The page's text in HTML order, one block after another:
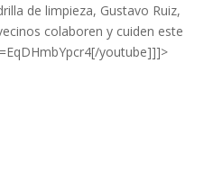
de limpieza, Gustavo Ruiz,
colaboren y cuiden este
youtube]]]>